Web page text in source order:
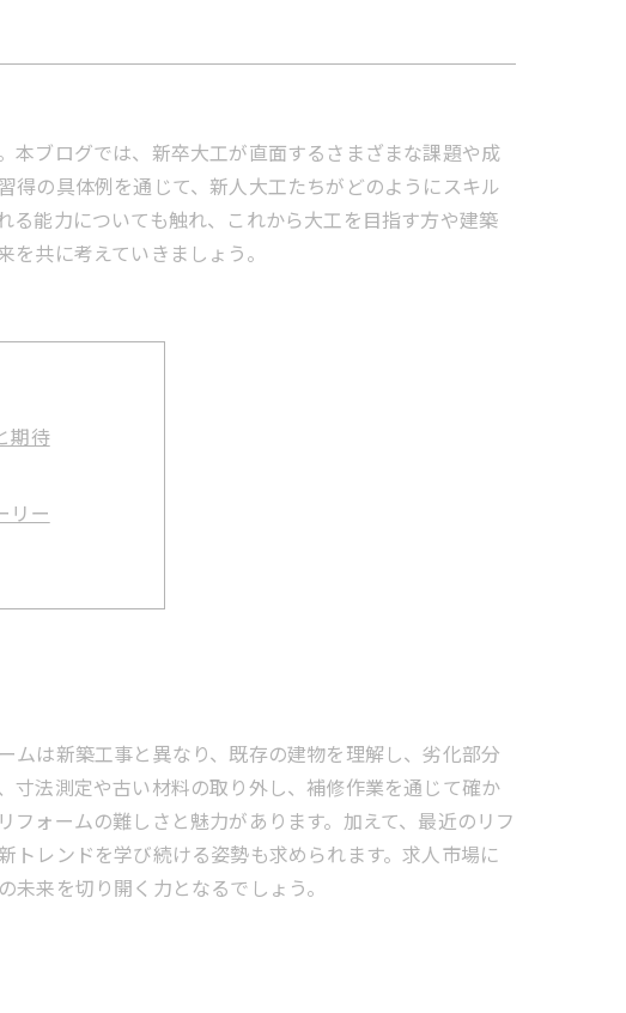
本ブログでは、新卒大工が直面するさまざまな課題や成
の具体例を通じて、新人大工たちがどのようにスキル
能力についても触れ、これから大工を目指す方や建築
共に考えていきましょう。
期待
リー
は新築工事と異なり、既存の建物を理解し、劣化部分
寸法測定や古い材料の取り外し、補修作業を通じて確か
ォームの難しさと魅力があります。加えて、最近のリフ
トレンドを学び続ける姿勢も求められます。求人市場に
来を切り開く力となるでしょう。